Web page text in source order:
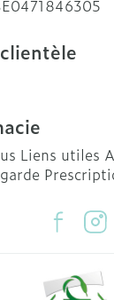
Liens utiles